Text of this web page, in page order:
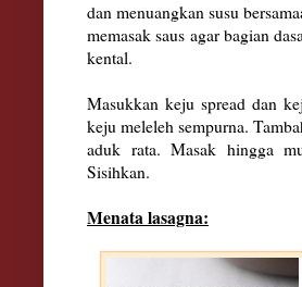
dan menuangkan susu
memasak saus agar bagian
kental.
Masukkan keju spread dan
keju meleleh sempurna.
aduk rata. Masak hingga
Sisihkan.
Menata lasagna: